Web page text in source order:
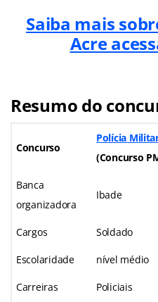
Saiba mais
Acre
Resumo do
Concurso
Polícia
(Concurso
Banca
organizadora
Ibade
Cargos Soldado
Escolaridade nível médio
Carreiras Policiais